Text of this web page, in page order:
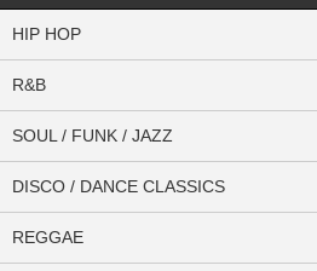
HIP HOP
R&B
SOUL / FUNK / JAZZ
DISCO / DANCE CLASSICS
REGGAE